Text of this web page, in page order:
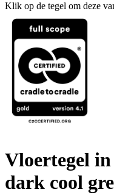
Klik op de tegel om deze
Vloertegel
dark cool